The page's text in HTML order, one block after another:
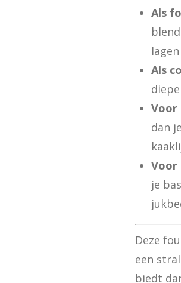
Als
Als
Voor
dan
Voor
je
Deze
een
biedt